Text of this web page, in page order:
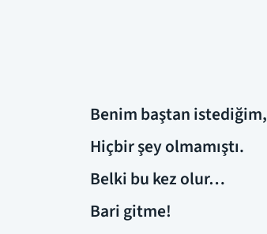
Benim baştan istediğim,
Hiçbir şey olmamıştı.
Belki bu kez olur…
Bari gitme!